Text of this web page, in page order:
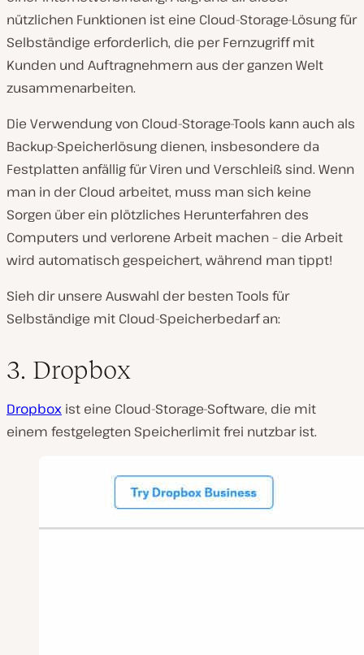
nützlichen Funktionen ist eine Cloud-Storage-Lösung für
Selbständige erforderlich, die per Fernzugriff mit
Kunden und Auftragnehmern aus der ganzen Welt
zusammenarbeiten.
Die Verwendung von Cloud-Storage-Tools kann auch als
Backup-Speicherlösung dienen, insbesondere da
Festplatten anfällig für Viren und Verschleiß sind. Wenn
man in der Cloud arbeitet, muss man sich keine
Sorgen über ein plötzliches Herunterfahren des
Computers und verlorene Arbeit machen – die Arbeit
wird automatisch gespeichert, während man tippt!
Sieh dir unsere Auswahl der besten Tools für
Selbständige mit Cloud-Speicherbedarf an:
3. Dropbox
Dropbox ist eine Cloud-Storage-Software, die mit
einem festgelegten Speicherlimit frei nutzbar ist.